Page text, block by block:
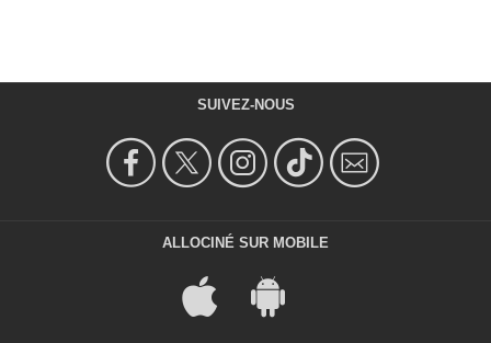
SUIVEZ-NOUS
ALLOCINÉ SUR MOBILE